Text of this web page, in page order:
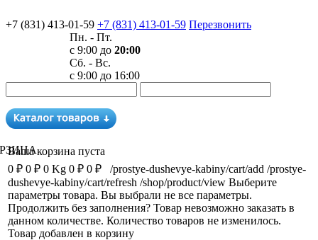
+7 (831) 413-01-59 +7 (831) 413-01-59 Перезвонить
Пн. - Пт.
с 9:00 до 20:00
Сб. - Вс.
с 9:00 до 16:00
Ваша корзина пуста
0 ₽ 0 ₽ 0 Kg 0 ₽ 0 ₽ /prostye-dushevye-kabiny/cart/add /prostye-
dushevye-kabiny/cart/refresh /shop/product/view Выберите
параметры товара. Вы выбрали не все параметры.
Продолжить без заполнения? Товар невозможно заказать в
данном количестве. Количество товаров не изменилось.
Товар добавлен в корзину